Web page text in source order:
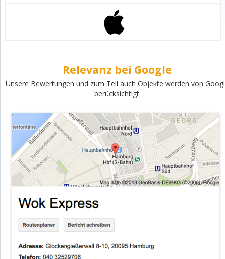
Relevanz bei Google
Unsere Bewertungen und zum Teil auch Objekte werden von
berücksichtigt.